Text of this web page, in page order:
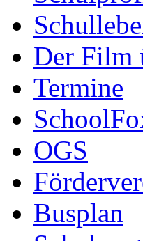
Der Film
Termine
OGS
Busplan